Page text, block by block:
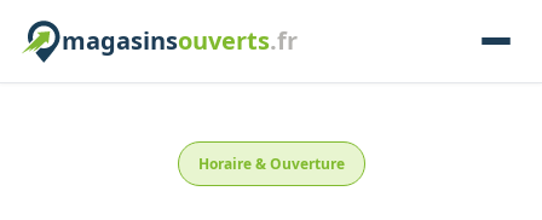
magasinsouverts.fr
Horaire & Ouverture